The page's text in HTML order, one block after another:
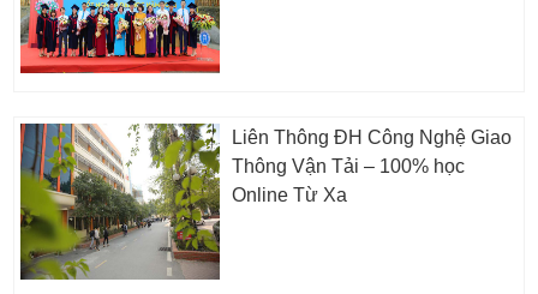
Liên Thông ĐH Công Nghệ Giao
Thông Vận Tải – 100% học
Online Từ Xa